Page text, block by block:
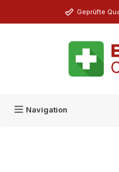
Zum Hauptinhalt springen
Geprüfte
Navigation